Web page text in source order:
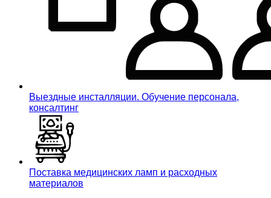
Выездные инсталляции. Обучение персонала,
консалтинг
Поставка медицинских ламп и расходных
материалов